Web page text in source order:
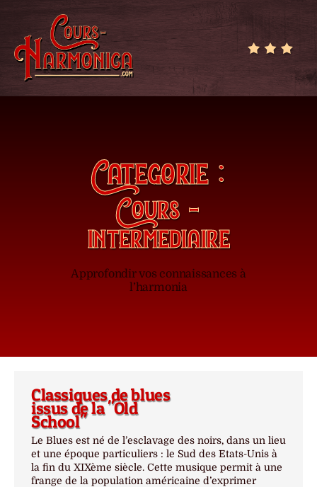
Cours-
Harmonica.com
Catégorie :
Cours -
intermédiaire
Approfondir vos connaissances à
l’harmonia
Classiques de blues
issus de la "Old
School"
Le Blues est né de l’esclavage des noirs, dans un lieu
et une époque particuliers : le Sud des Etats-Unis à
la fin du XIXème siècle. Cette musique permit à une
frange de la population américaine d’exprimer